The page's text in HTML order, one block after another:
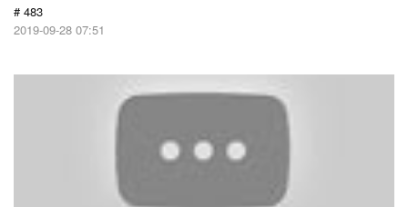
# 483
2019-09-28 07:51